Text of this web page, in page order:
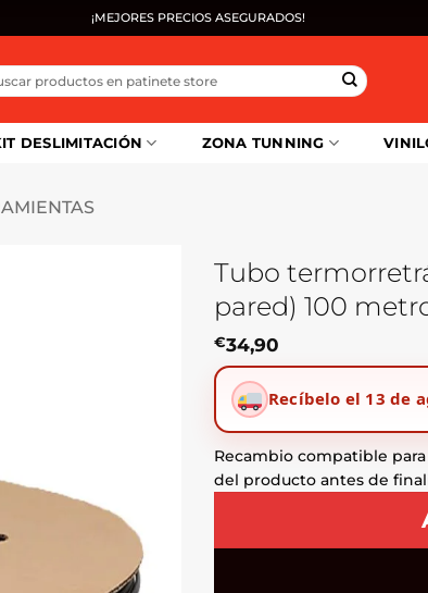
¡MEJORES PRECIOS ASEGURADOS!
DESLIMITACIÓN ZONA TUNNING
Tubo
pared) 100
€34,90
Recíbelo el 13 de
Recambio compatible
del producto antes de